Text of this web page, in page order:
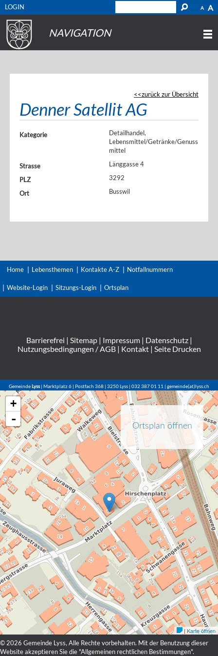
A A
LOGIN
NAVIGATION
zurück zur Übersicht
Denner Satellit AG
Kategorie
Detailhandel,
Lebensmittel/Getränke/Genuss
mittel
Strasse
Länggasse 4
PLZ
3292
Ort
Busswil
Home Lebensthemen Kontakte A-Z Notfallnummern
Website-Login Sitzungs-Login Ortsplan
Barrierefrei | Sitemap| Impressum| Datenschutz|
Nutzungsbedingungen / AGB| Kontakt| Seite Drucken
GemeindeLyss| Marktplatz 6 | Postfach 368 | 3250 Lyss | 032 387 01 11 | gemeinde(at)lyss.ch
© 2026 Gemeinde Lyss, Alle Rechte vorbehalten. Mit der Benutzung dieser
Website akzeptieren Sie die "Allgemeinen rechtlichen Bestimmungen".